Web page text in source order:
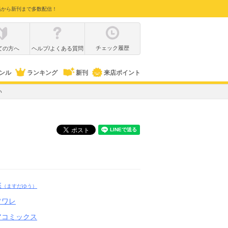
ら新刊まで多数配信！
の方へ ヘルプ/よくある質問 チェック履歴
ル ランキング 新刊 来店ポイント
（ますだゆう）
レ
ミックス